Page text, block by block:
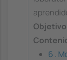
6 .